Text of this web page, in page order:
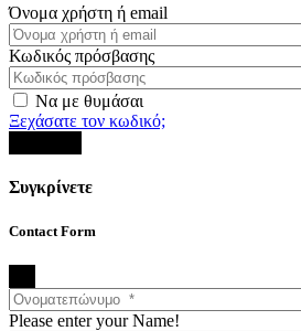
Όνομα χρήστη ή email
Κωδικός πρόσβασης
Να με θυμάσαι
Ξεχάσατε τον κωδικό;
Συγκρίνετε
Contact Form
Please enter your Name!